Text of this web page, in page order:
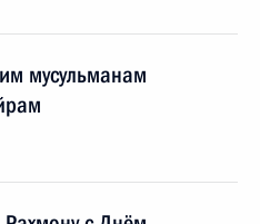
мусульманам